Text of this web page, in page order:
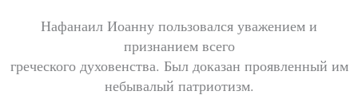
Нафанаил Иоанну пользовался уважением и
признанием всего
греческого духовенства. Был доказан проявленный им
небывалый патриотизм.